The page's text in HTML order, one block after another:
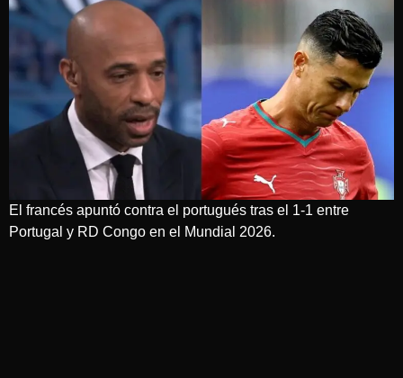
El francés apuntó contra el portugués tras el 1-1 entre
Portugal y RD Congo en el Mundial 2026.